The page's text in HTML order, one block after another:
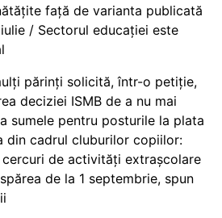
față de varianta publicată
iulie / Sectorul educației este
părinți solicită, într-o petiție,
deciziei ISMB de a nu mai
sumele pentru posturile la plata
din cadrul cluburilor copiilor:
cercuri de activități extrașcolare
de la 1 septembrie, spun